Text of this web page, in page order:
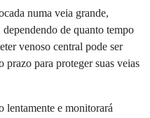
numa veia grande,
de quanto tempo
venoso central pode ser
para proteger suas veias
lentamente e monitorará